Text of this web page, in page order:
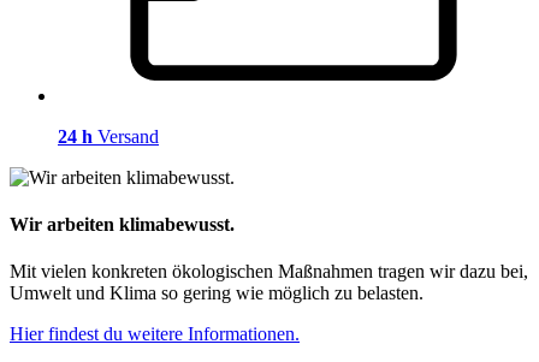
24 h Versand
Wir arbeiten klimabewusst.
Mit vielen konkreten ökologischen Maßnahmen tragen wir dazu bei,
Umwelt und Klima so gering wie möglich zu belasten.
Hier findest du weitere Informationen.